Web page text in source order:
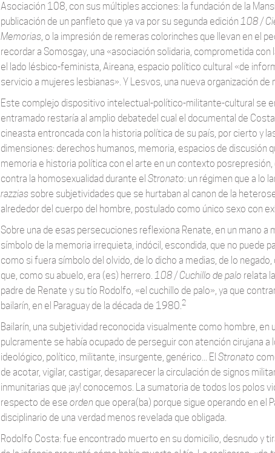
Asociación 108, con sus múltiples acciones: la fundación de la
publicación de un panfleto que ya va por su segunda edición 108 /
Memorias, o la impresión de remeras colorinches que llevan en el
recordar a Somosgay, una «asociación solidaria, comprometida
el lado lésbico-feminista, Aireana, espacio político cultural «de
servicio a mujeres lesbianas». Y Lesvos, una nueva organización
Este complejo dispositivo intelectual-político-militante-cultural se
entramado restaría al amplio debatedel cual el documental de
cineasta entroncada con la historia política de su país, por cierto y
dimensiones: derechos humanos, memoria, espacios de discusión
memoria e historia política con el arte en un contexto
contra la homosexualidad durante el Stronato: un régimen que a lo
razziassobre subjetividades que se hurtaban al canon de la
alrededor del cuerpo del hombre, postulado como único sexo con
Sobre una de esas persecuciones reflexiona Renate, en un mano
símbolo de la memoria irrequieta, indócil, escondida, que no puede
como si fuera símbolo del olvido, de lo dicho a medias, de lo
que, como su abuelo, era (es) herrero. 108 / Cuchillo de palo relata
padre de Renate y su tío Rodolfo, «el cuchillo de palo», ya que
bailarín, en el Paraguay de la década de 1980.2
Bailarín, una subjetividad reconocida visualmente como hombre,
pulcramente se había ocupado de perseguir con atención cirujana
ideológico, político, militante, insurgente, genérico... El Stronato
de acotar, vigilar, castigar, desaparecer la circulación de signos
inmunitarias que ¡ay! conocemos. La sumatoria de todos los
respecto de ese orden que opera(ba) porque sigue operando en el
disciplinario de una verdad menos revelada que obligada.
Rodolfo Costa: fue encontrado muerto en su domicilio, desnudo y